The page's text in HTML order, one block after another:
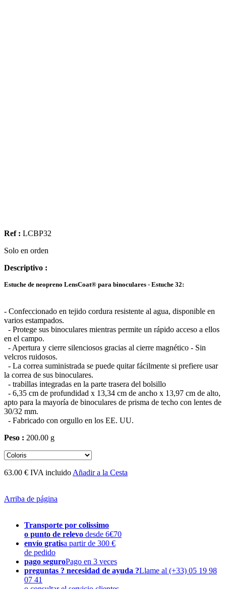
Ref : LCBP32
Solo en orden
Descriptivo :
Estuche de neopreno LensCoat® para binoculares - Estuche 32:
- Confeccionado en tejido cordura resistente al agua, disponible en
varios estampados.
- Protege sus binoculares mientras permite un rápido acceso a ellos
en el campo.
- Apertura y cierre silenciosos gracias al cierre magnético - Sin
velcros ruidosos.
- La correa suministrada se puede quitar fácilmente si prefiere usar
la correa de sus binoculares.
- trabillas integradas en la parte trasera del bolsillo
- 6,35 cm de profundidad x 13,34 cm de ancho x 13,97 cm de alto,
apto para la mayoría de binoculares de prisma de techo con lentes de
30/32 mm.
- Fabricado con orgullo en los EE. UU.
Peso : 200.00 g
63.00 € IVA incluido Añadir a la Cesta
Arriba de página
Transporte por colissimo
o punto de relevo desde 6€70
envío gratisa partir de 300 €
de pedido
pago seguroPago en 3 veces
preguntas ? necesidad de ayuda ?Llame al (+33) 05 19 98
07 41